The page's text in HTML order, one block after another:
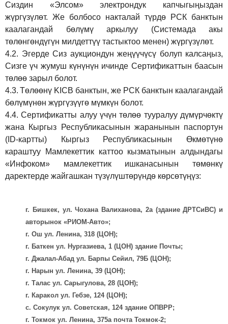
Сиздин «Элсом»электрондук капчыгыңыздан
жүргүзүлөт. Же болбосо накталай түрдө РСК банктын
каалагандай бөлүмү аркылуу (Системада акы
төлөнгөндүгүн милдеттүү тастыктоо менен) жүргүзүлөт.
4.2. Эгерде Сиз аукциондун жеңүүчүсү болуп калсаңыз,
Сизге үч жумуш күнүнүн ичинде Сертификаттын баасын
төлөө зарыл болот.
4.3. Төлөөнү KICB банктын, же РСК банктын каалагандай
бөлүмүнөн жүргүзүүгө мүмкүн болот.
4.4.Сертификатты алуу үчүн төлөө тууралуу дүмүрчөктү
жана Кыргыз Республикасынын жаранынын паспортун
(ID-картты) Кыргыз Республикасынын Өкмөтүнө
караштуу Мамлекеттик каттоо кызматынын алдындагы
«Инфоком» мамлекеттик ишканасынын төмөнкү
даректерде жайгашкан түзүлүштөрүндө көрсөтүңүз:
г. Бишкек, ул. Чохана Валиханова, 2а (здание ДРТСиВС) и
авторынок «РИОМ-Авто»;
г. Ош ул. Ленина, 318 (ЦОН);
г. Баткен ул. Нургазиева, 1 (ЦОН) здание Почты;
г. Джалал-Абад ул. Барпы Сейил, 79Б (ЦОН);
г. Нарын ул. Ленина, 39 (ЦОН);
г. Талас ул. Сарыгулова, 28 (ЦОН);
г. Каракол ул. Гебзе, 124 (ЦОН);
с. Сокулук ул. Советская, 124 здание ОПВРР;
г. Токмок ул. Ленина, 375а почта Токмок-2;